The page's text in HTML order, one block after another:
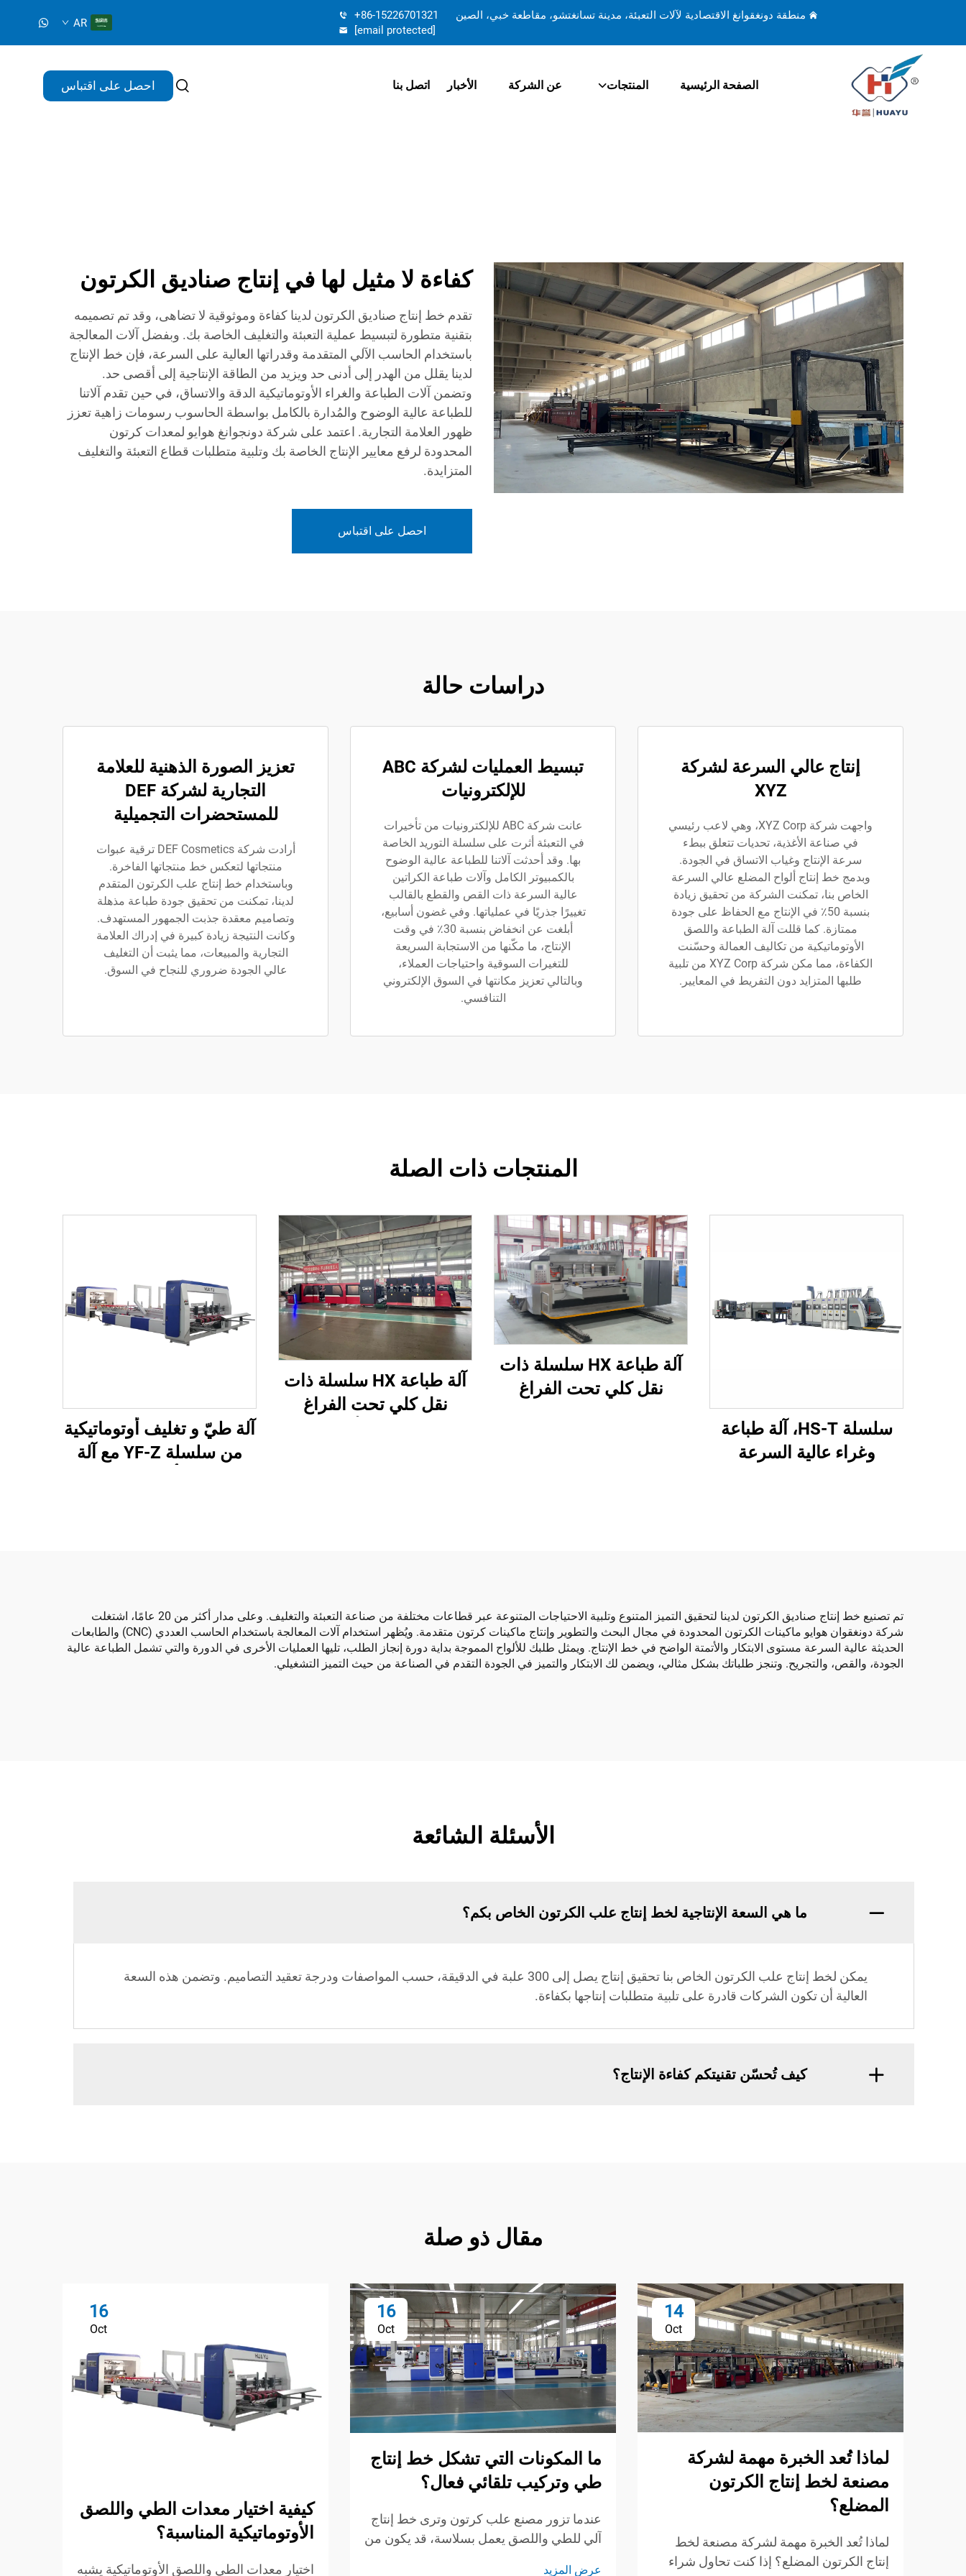
منطقة دونغقوانغ الاقتصادية لآلات التعبئة، مدينة تسانغتشو، مقاطعة خبي، الصين
+86-15226701321
[email protected]
AR
الصفحة الرئيسية المنتجات عن الشركة الأخبار اتصل بنا احصل على اقتباس
كفاءة لا مثيل لها في إنتاج صناديق الكرتون
تقدم خط إنتاج صناديق الكرتون لدينا كفاءة وموثوقية لا تضاهى، وقد تم تصميمه
بتقنية متطورة لتبسيط عملية التعبئة والتغليف الخاصة بك. وبفضل آلات المعالجة
باستخدام الحاسب الآلي المتقدمة وقدراتها العالية على السرعة، فإن خط الإنتاج
لدينا يقلل من الهدر إلى أدنى حد ويزيد من الطاقة الإنتاجية إلى أقصى حد.
وتضمن آلات الطباعة والغراء الأوتوماتيكية الدقة والاتساق، في حين تقدم آلاتنا
للطباعة عالية الوضوح والمُدارة بالكامل بواسطة الحاسوب رسومات زاهية تعزز
ظهور العلامة التجارية. اعتمد على شركة دونجوانغ هوايو لمعدات كرتون
المحدودة لرفع معايير الإنتاج الخاصة بك وتلبية متطلبات قطاع التعبئة والتغليف
المتزايدة.
احصل على اقتباس
دراسات حالة
إنتاج عالي السرعة لشركة
XYZ
واجهت شركة XYZ Corp، وهي لاعب رئيسي
في صناعة الأغذية، تحديات تتعلق ببطء
سرعة الإنتاج وغياب الاتساق في الجودة.
وبدمج خط إنتاج ألواح المضلع عالي السرعة
الخاص بنا، تمكنت الشركة من تحقيق زيادة
بنسبة 50٪ في الإنتاج مع الحفاظ على جودة
ممتازة. كما قللت آلة الطباعة واللصق
الأوتوماتيكية من تكاليف العمالة وحسّنت
الكفاءة، مما مكن شركة XYZ Corp من تلبية
طلبها المتزايد دون التفريط في المعايير.
تبسيط العمليات لشركة ABC
للإلكترونيات
عانت شركة ABC للإلكترونيات من تأخيرات
في التعبئة أثرت على سلسلة التوريد الخاصة
بها. وقد أحدثت آلاتنا للطباعة عالية الوضوح
بالكمبيوتر الكامل وآلات طباعة الكراتين
عالية السرعة ذات القص والقطع بالقالب
تغييرًا جذريًا في عملياتها. وفي غضون أسابيع،
أبلغت عن انخفاض بنسبة 30٪ في وقت
الإنتاج، ما مكّنها من الاستجابة السريعة
للتغيرات السوقية واحتياجات العملاء،
وبالتالي تعزيز مكانتها في السوق الإلكتروني
التنافسي.
تعزيز الصورة الذهنية للعلامة
التجارية لشركة DEF
للمستحضرات التجميلية
أرادت شركة DEF Cosmetics ترقية عبوات
منتجاتها لتعكس خط منتجاتها الفاخرة.
وباستخدام خط إنتاج علب الكرتون المتقدم
لدينا، تمكنت من تحقيق جودة طباعة مذهلة
وتصاميم معقدة جذبت الجمهور المستهدف.
وكانت النتيجة زيادة كبيرة في إدراك العلامة
التجارية والمبيعات، مما يثبت أن التغليف
عالي الجودة ضروري للنجاح في السوق.
المنتجات ذات الصلة
سلسلة HS-T، آلة طباعة
وغراء عالية السرعة
آلة طباعة HX سلسلة ذات
نقل كلي تحت الفراغ
آلة طباعة HX سلسلة ذات
نقل كلي تحت الفراغ
آلة طيّ و تغليف أوتوماتيكية
من سلسلة YF-Z مع آلة
تم تصنيع خط إنتاج صناديق الكرتون لدينا لتحقيق التميز المتنوع وتلبية الاحتياجات المتنوعة عبر قطاعات مختلفة من صناعة التعبئة والتغليف. وعلى مدار أكثر من 20 عامًا، اشتغلت
شركة دونغقوان هوايو ماكينات الكرتون المحدودة في مجال البحث والتطوير وإنتاج ماكينات كرتون متقدمة. ويُظهر استخدام آلات المعالجة باستخدام الحاسب العددي (CNC) والطابعات
الحديثة عالية السرعة مستوى الابتكار والأتمتة الواضح في خط الإنتاج. ويمثل طلبك للألواح المموجة بداية دورة إنجاز الطلب، تليها العمليات الأخرى في الدورة والتي تشمل الطباعة عالية
الجودة، والقص، والتجريح. وتنجز طلباتك بشكل مثالي، ويضمن لك الابتكار والتميز في الجودة التقدم في الصناعة من حيث التميز التشغيلي.
الأسئلة الشائعة
ما هي السعة الإنتاجية لخط إنتاج علب الكرتون الخاص بكم؟
يمكن لخط إنتاج علب الكرتون الخاص بنا تحقيق إنتاج يصل إلى 300 علبة في الدقيقة، حسب المواصفات ودرجة تعقيد التصاميم. وتضمن هذه السعة
العالية أن تكون الشركات قادرة على تلبية متطلبات إنتاجها بكفاءة.
كيف تُحسّن تقنيتكم كفاءة الإنتاج؟
مقال ذو صلة
14
Oct
لماذا تُعد الخبرة مهمة لشركة
مصنعة لخط إنتاج الكرتون
المضلع؟
لماذا تُعد الخبرة مهمة لشركة مصنعة لخط
إنتاج الكرتون المضلع؟ إذا كنت تحاول شراء
16
Oct
ما المكونات التي تشكل خط إنتاج
طي وتركيب تلقائي فعال؟
عندما تزور مصنع علب كرتون وترى خط إنتاج
آلي للطي واللصق يعمل بسلاسة، قد يكون من
عرض المزيد
16
Oct
كيفية اختيار معدات الطي واللصق
الأوتوماتيكية المناسبة؟
اختيار معدات الطي واللصق الأوتوماتيكية يشبه